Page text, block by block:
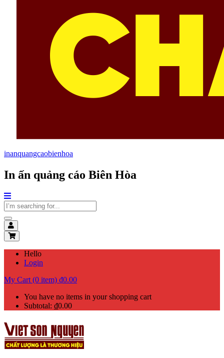
inanquangcaobienhoa
In ấn quảng cáo Biên Hòa
Hello
Login
My Cart (0 item) ₫0.00
You have no items in your shopping cart
Subtotal: ₫0.00